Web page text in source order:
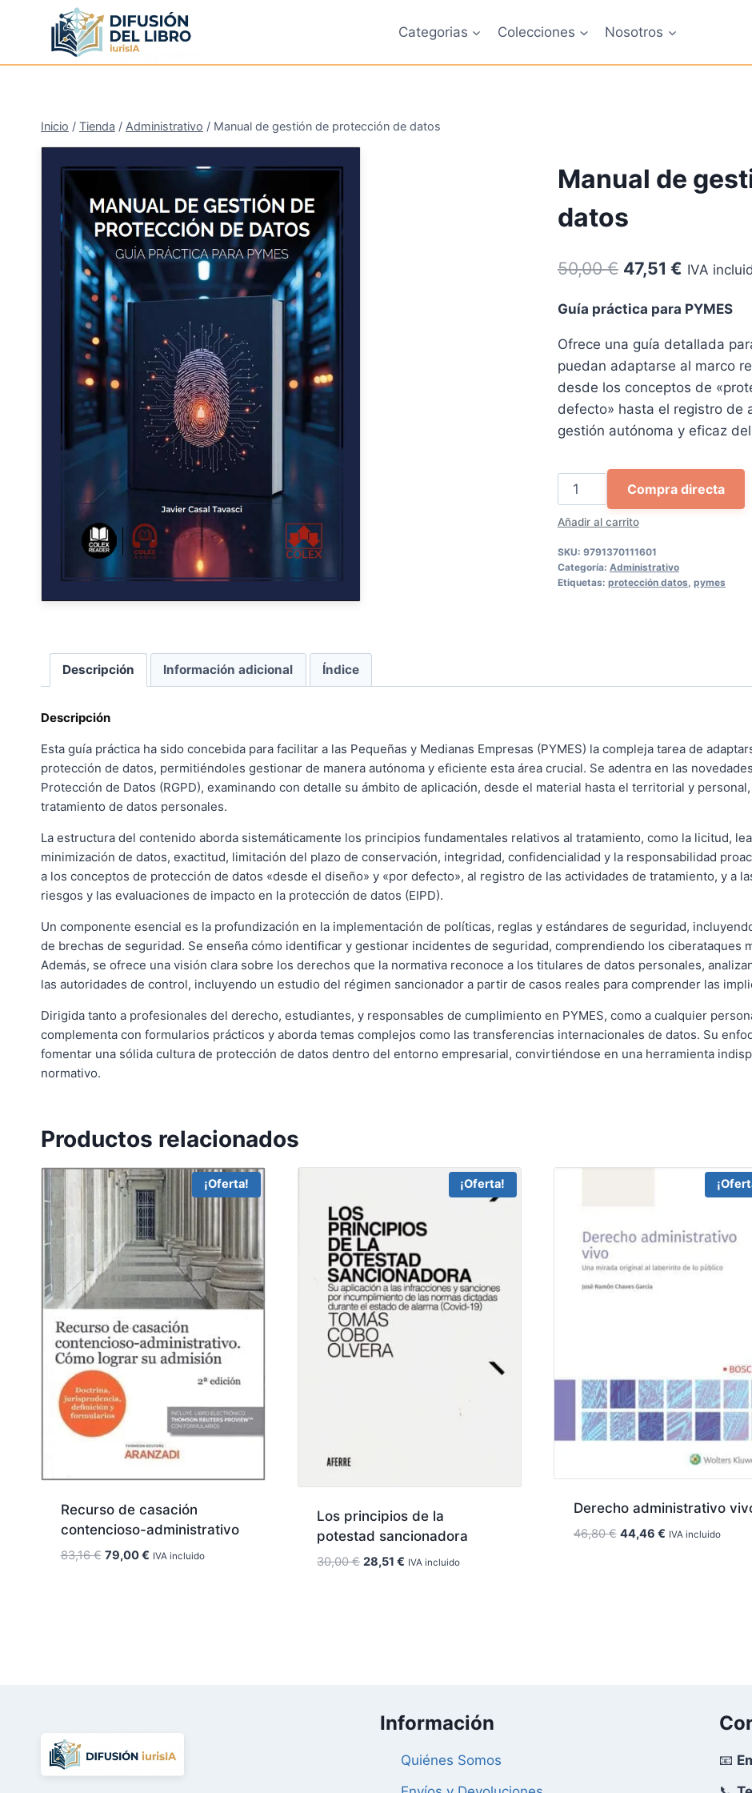
contenido
Categorias Colecciones Nosotros
Inicio / Tienda / Administrativo / Manual de gestión de protección de datos
¡Oferta!
Manual de
datos
50,00€ El
original
era:
50,00 €.
47,51 €El
actual
es:
47,51 €.
IVA
Guía práctica para PYMES
Ofrece una guía detallada
puedan adaptarse al marco
desde los conceptos de
defecto» hasta el registro de
gestión autónoma y eficaz
Manual
de
gestión
de
protección
de
Añadir al carrito
Compra directa
SKU: 9791370111601
Categoría: Administrativo
Etiquetas: protección datos pymes
Descripción Información adicional Índice
Descripción
Esta guía práctica ha sido concebida para facilitar a las Pequeñas y Medianas Empresas (PYMES) la compleja tarea de
protección de datos, permitiéndoles gestionar de manera autónoma y eficiente esta área crucial. Se adentra en las
Protección de Datos (RGPD), examinando con detalle su ámbito de aplicación, desde el material hasta el territorial y
tratamiento de datos personales.
La estructura del contenido aborda sistemáticamente los principios fundamentales relativos al tratamiento, como la licitud,
minimización de datos, exactitud, limitación del plazo de conservación, integridad, confidencialidad y la responsabilidad
a los conceptos de protección de datos «desde el diseño» y «por defecto», al registro de las actividades de tratamiento, y a
riesgos y las evaluaciones de impacto en la protección de datos (EIPD).
Un componente esencial es la profundización en la implementación de políticas, reglas y estándares de seguridad,
de brechas de seguridad. Se enseña cómo identificar y gestionar incidentes de seguridad, comprendiendo los ciberataques
Además, se ofrece una visión clara sobre los derechos que la normativa reconoce a los titulares de datos personales,
las autoridades de control, incluyendo un estudio del régimen sancionador a partir de casos reales para comprender las
Dirigida tanto a profesionales del derecho, estudiantes, y responsables de cumplimiento en PYMES, como a cualquier
complementa con formularios prácticos y aborda temas complejos como las transferencias internacionales de datos. Su
fomentar una sólida cultura de protección de datos dentro del entorno empresarial, convirtiéndose en una herramienta
normativo.
Productos relacionados
¡Oferta!
Recurso de casación
contencioso-administrativo
83,16€ El
79,00€ElIVA incluido
¡Oferta!
Los principios de la
potestad sancionadora
30,00€ El
28,51 € El
IVA incluido
Derecho administrativo
46,80€ El
44,46 €ElIVA incluido
Información
Quiénes Somos
📧